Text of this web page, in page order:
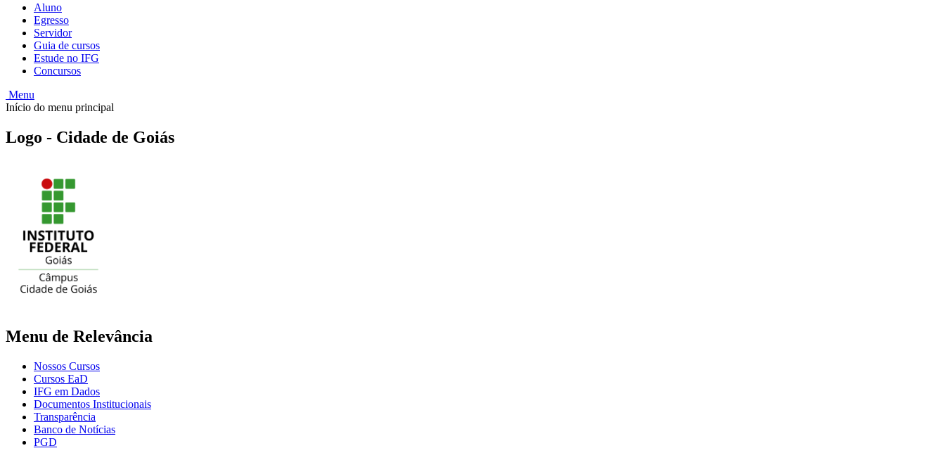
Aluno
Egresso
Servidor
Guia de cursos
Estude no IFG
Concursos
Menu
Início do menu principal
Logo - Cidade de Goiás
Menu de Relevância
Nossos Cursos
Cursos EaD
IFG em Dados
Documentos Institucionais
Transparência
Banco de Notícias
PGD